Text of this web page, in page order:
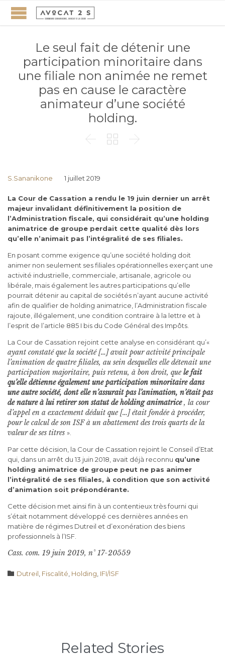
Le seul fait de détenir une
participation minoritaire dans
une filiale non animée ne remet
pas en cause le caractère
animateur d’une société
holding.
  
S.Sananikone 1 juillet 2019
La Cour de Cassation a rendu le 19 juin dernier un arrêt
majeur invalidant définitivement la position de
l’Administration fiscale, qui considérait qu’une holding
animatrice de groupe perdait cette qualité dès lors
qu’elle n’animait pas l’intégralité de ses filiales.
En posant comme exigence qu’une société holding doit
animer non seulement ses filiales opérationnelles exerçant une
activité industrielle, commerciale, artisanale, agricole ou
libérale, mais également les autres participations qu’elle
pourrait détenir au capital de sociétés n’ayant aucune activité
afin de qualifier de holding animatrice, l’Administration fiscale
rajoute, illégalement, une condition contraire à la lettre et à
l’esprit de l’article 885 I bis du Code Général des Impôts.
La Cour de Cassation rejoint cette analyse en considérant qu’«
ayant constaté que la société […] avait pour activité principale
l’animation de quatre filiales, au sein desquelles elle détenait une
participation majoritaire, puis retenu, à bon droit, quele fait
qu’elle détienne également une participation minoritaire dans
une autre société, dont elle n’assurait pas l’animation, n’était pas
de nature à lui retirer son statut de holding animatrice, la cour
d’appel en a exactement déduit que […] était fondée à procéder,
pour le calcul de son ISF à un abattement des trois quarts de la
valeur de ses titres ».
Par cette décision, la Cour de Cassation rejoint le Conseil d’Etat
qui, dans un arrêt du 13 juin 2018, avait déjà reconnu qu’une
holding animatrice de groupe peut ne pas animer
l’intégralité de ses filiales, à condition que son activité
d’animation soit prépondérante.
Cette décision met ainsi fin à un contentieux très fourni qui
s’était notamment développé ces dernières années en
matière de régimes Dutreil et d’exonération des biens
professionnels à l’ISF.
Cass. com. 19 juin 2019, n° 17-20559
 Category
Dutreil Fiscalité Holding IFI/ISF
Related Stories